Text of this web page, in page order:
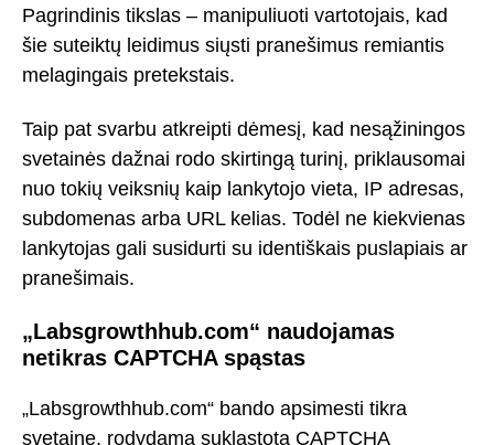
Pagrindinis tikslas – manipuliuoti vartotojais, kad
šie suteiktų leidimus siųsti pranešimus remiantis
melagingais pretekstais.
Taip pat svarbu atkreipti dėmesį, kad nesąžiningos
svetainės dažnai rodo skirtingą turinį, priklausomai
nuo tokių veiksnių kaip lankytojo vieta, IP adresas,
subdomenas arba URL kelias. Todėl ne kiekvienas
lankytojas gali susidurti su identiškais puslapiais ar
pranešimais.
„Labsgrowthhub.com“ naudojamas
netikras CAPTCHA spąstas
„Labsgrowthhub.com“ bando apsimesti tikra
svetaine, rodydama suklastotą CAPTCHA